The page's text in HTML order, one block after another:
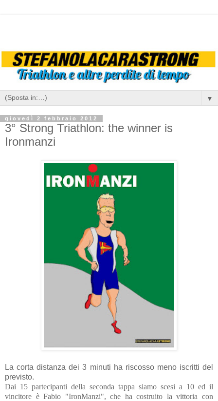
▼
giovedì 2 febbraio 2012
3° Strong Triathlon: the winner is
Ironmanzi
La corta distanza dei 3 minuti ha riscosso meno iscritti del
previsto.
Dai 15 partecipanti della seconda tappa siamo scesi a 10 ed il
vincitore è Fabio "IronManzi", che ha costruito la vittoria con